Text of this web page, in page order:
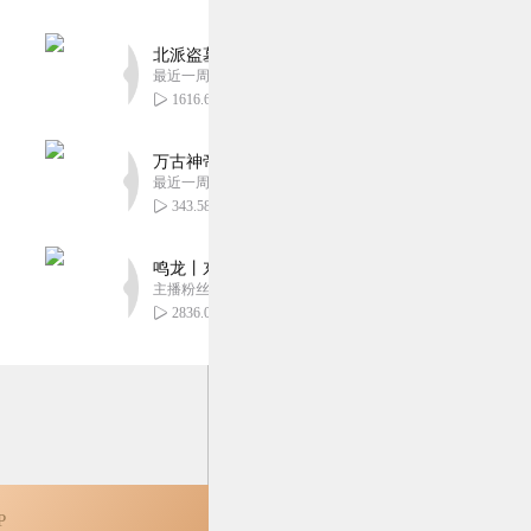
出来，把背景音乐去
0
北派盗墓笔记丨头陀渊出品丨悬疑灵异丨摸金校尉
最近一周更新
1616.66万
万古神帝丨玄幻丨热血丨紫襟团队演播丨多人有声
最近一周更新
343.58万
鸣龙丨东方玄幻丨紫襟团队丨轻松搞笑丨多人有声
主播粉丝2836万
2836.05万